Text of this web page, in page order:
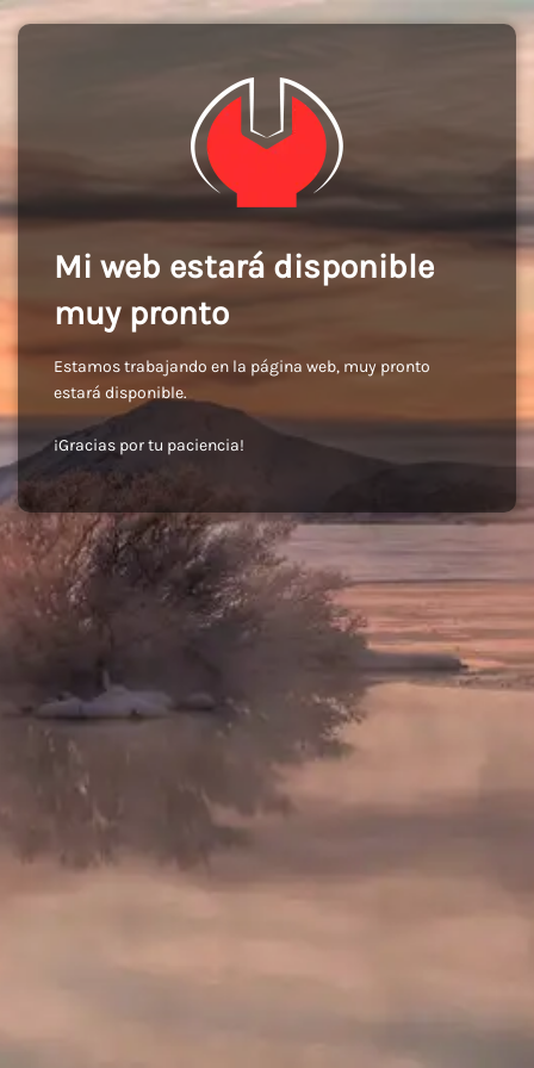
Mi web estará disponible
muy pronto
Estamos trabajando en la página web, muy pronto
estará disponible.
¡Gracias por tu paciencia!